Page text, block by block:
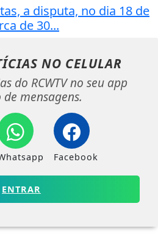
a disputa, no dia 18 de
de 30...
NO CELULAR
do RCWTV no seu app
mensagens.
Facebook
ENTRAR